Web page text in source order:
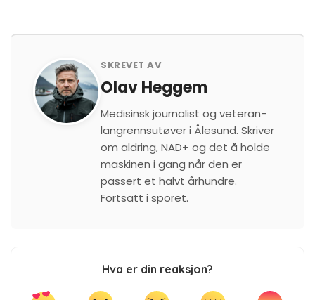
SKREVET AV
Olav Heggem
Medisinsk journalist og veteran-
langrennsutøver i Ålesund. Skriver
om aldring, NAD+ og det å holde
maskinen i gang når den er
passert et halvt århundre.
Fortsatt i sporet.
Hva er din reaksjon?